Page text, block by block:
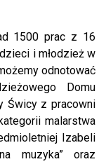
1500 prac z 16
i młodzież w
odnotować
Domu
Świcy z pracowni
malarstwa
Izabeli
muzyka” oraz